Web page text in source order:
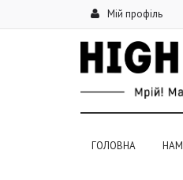
Мій профіль
ГОЛОВНА